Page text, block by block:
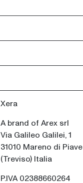
Xera
A brand of Arex srl
Via Galileo Galilei, 1
31010 Mareno di Piave
(Treviso) Italia
P.IVA 02388660264